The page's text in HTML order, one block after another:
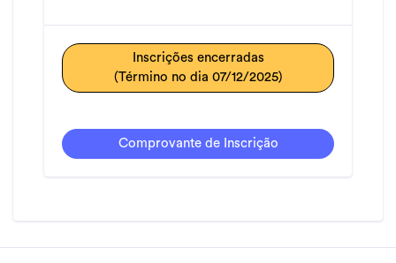
Inscrições encerradas
(Término no dia 07/12/2025)
Comprovante de Inscrição